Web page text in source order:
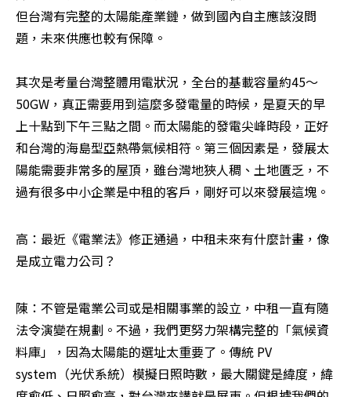
但台灣有完整的太陽能產業鏈，做到國內自主應該沒問
題，未來供應也較有保障。
其次是考量台灣整體用電狀況，全台的基載容量約45～
50GW，真正需要用到這麼多發電量的時候，是夏天的早
上十點到下午三點之間。而太陽能的發電尖峰時段，正好
和台灣的海島型亞熱帶氣候相符。第三個因素是，發展太
陽能需要非常多的屋頂，雖台灣地狹人稠、土地匱乏，不
過有很多中小企業是中租的客戶，剛好可以來發展這塊。
高：最近《電業法》修正通過，中租未來有什麼計畫，像
是成立電力公司？
陳：不管是電業公司或是相關事業的設立，中租一直有隨
法令演變在規劃。不過，我們更努力架構完整的「氣候資
料庫」，因為太陽能的選址太重要了。傳統 PV
system（光伏系統）模擬日照時數，最大關鍵是緯度，緯